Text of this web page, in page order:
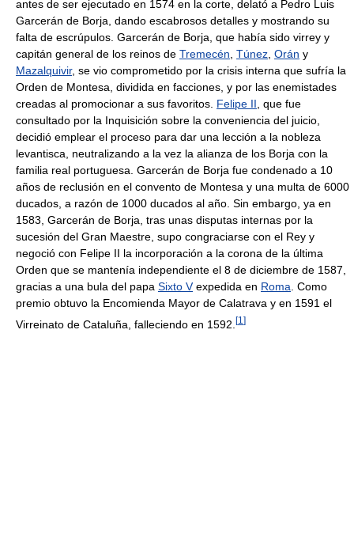
antes de ser ejecutado en 1574 en la corte, delató a Pedro Luis
Garcerán de Borja, dando escabrosos detalles y mostrando su
falta de escrúpulos. Garcerán de Borja, que había sido virrey y
capitán general de los reinos de Tremecén Túnez Orán y
Mazalquivir, se vio comprometido por la crisis interna que sufría la
Orden de Montesa, dividida en facciones, y por las enemistades
creadas al promocionar a sus favoritos. Felipe II , que fue
consultado por la Inquisición sobre la conveniencia del juicio,
decidió emplear el proceso para dar una lección a la nobleza
levantisca, neutralizando a la vez la alianza de los Borja con la
familia real portuguesa. Garcerán de Borja fue condenado a 10
años de reclusión en el convento de Montesa y una multa de 6000
ducados, a razón de 1000 ducados al año. Sin embargo, ya en
1583, Garcerán de Borja, tras unas disputas internas por la
sucesión del Gran Maestre, supo congraciarse con el Rey y
negoció con Felipe II la incorporación a la corona de la última
Orden que se mantenía independiente el 8 de diciembre de 1587,
gracias a una bula del papa Sixto Vexpedida en Roma . Como
premio obtuvo la Encomienda Mayor de Calatrava y en 1591 el
Virreinato de Cataluña, falleciendo en 1592. [1 ]